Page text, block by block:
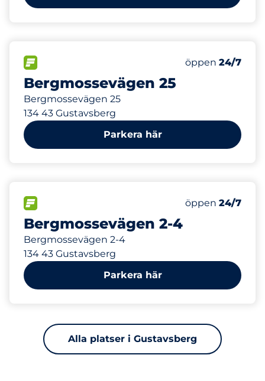
Bergmossevägen 25
Bergmossevägen 25
134 43 Gustavsberg
Antal
Totalt antal
Lördag
öppen 24/7
397 m
Parkera här
Bergmossevägen 2-4
Bergmossevägen 2-4
134 43 Gustavsberg
Antal
Totalt antal
Lördag
öppen 24/7
405 m
Parkera här
Alla platser i Gustavsberg